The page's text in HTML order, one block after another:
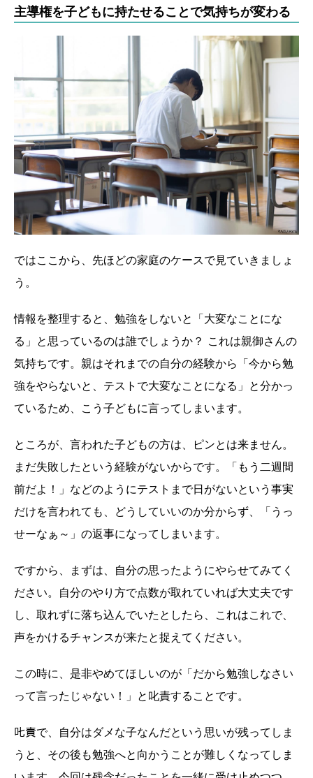
主導権を子どもに持たせることで気持ちが変わる
ではここから、先ほどの家庭のケースで見ていきましょ
う。
情報を整理すると、勉強をしないと「大変なことにな
る」と思っているのは誰でしょうか？ これは親御さんの
気持ちです。親はそれまでの自分の経験から「今から勉
強をやらないと、テストで大変なことになる」と分かっ
ているため、こう子どもに言ってしまいます。
ところが、言われた子どもの方は、ピンとは来ません。
まだ失敗したという経験がないからです。「もう二週間
前だよ！」などのようにテストまで日がないという事実
だけを言われても、どうしていいのか分からず、「うっ
せーなぁ～」の返事になってしまいます。
ですから、まずは、自分の思ったようにやらせてみてく
ださい。自分のやり方で点数が取れていれば大丈夫です
し、取れずに落ち込んでいたとしたら、これはこれで、
声をかけるチャンスが来たと捉えてください。
この時に、是非やめてほしいのが「だから勉強しなさい
って言ったじゃない！」と叱責することです。
𠮟責で、自分はダメな子なんだという思いが残ってしま
うと、その後も勉強へと向かうことが難しくなってしま